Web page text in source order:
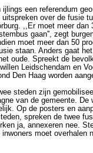
ijlings een referendum
over de fusie
,,Er moet meer dan
gaan'', zegt
moet meer dan 50
staan. Anders gaat
oude. Spreekt de
Leidschendam en
Den Haag worden
steden zijn
van de gemeente. De
Op de posters en
spreken de twee
ja, annexeren nee.
moet overhalen